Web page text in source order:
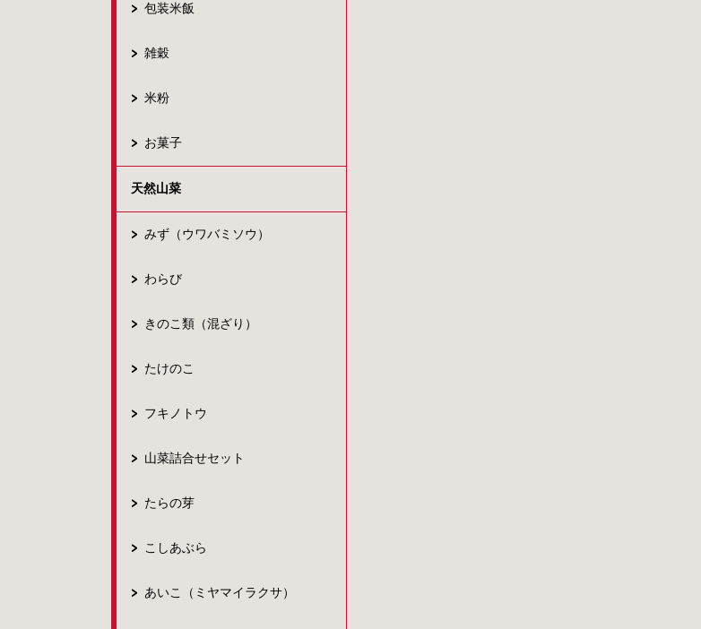
包装米飯
雑穀
米粉
お菓子
天然山菜
みず（ウワバミソウ）
わらび
きのこ類（混ざり）
たけのこ
フキノトウ
山菜詰合せセット
たらの芽
こしあぶら
あいこ（ミヤマイラクサ）